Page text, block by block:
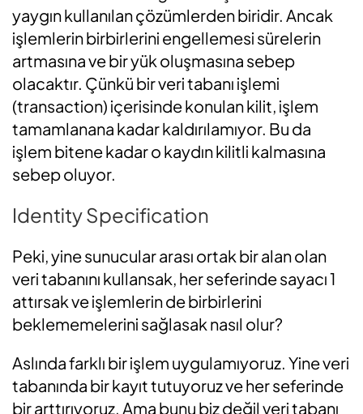
yaygın kullanılan çözümlerden biridir. Ancak
işlemlerin birbirlerini engellemesi sürelerin
artmasına ve bir yük oluşmasına sebep
olacaktır. Çünkü bir veri tabanı işlemi
(transaction) içerisinde konulan kilit, işlem
tamamlanana kadar kaldırılamıyor. Bu da
işlem bitene kadar o kaydın kilitli kalmasına
sebep oluyor.
Identity Specification
Peki, yine sunucular arası ortak bir alan olan
veri tabanını kullansak, her seferinde sayacı 1
attırsak ve işlemlerin de birbirlerini
beklememelerini sağlasak nasıl olur?
Aslında farklı bir işlem uygulamıyoruz. Yine veri
tabanında bir kayıt tutuyoruz ve her seferinde
bir arttırıyoruz. Ama bunu biz değil veri tabanı